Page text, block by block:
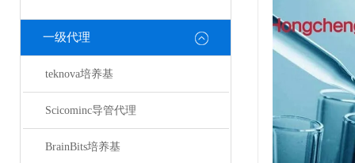
一级代理
teknova培养基
Scicominc导管代理
BrainBits培养基